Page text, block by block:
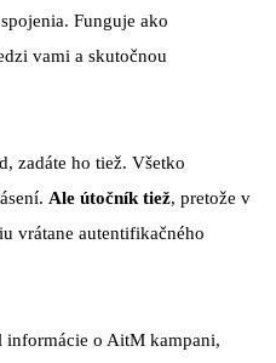
Funguje ako
vami a skutočnou
zadáte ho tiež. Všetko
Ale útočník tiež, pretože v
vrátane autentifikačného
o AitM kampani,